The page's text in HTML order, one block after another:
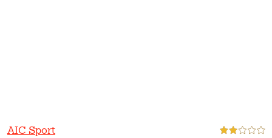
AIC Sport 2,0 étoiles sur 5